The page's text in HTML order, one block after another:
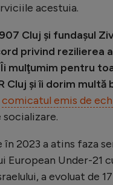
Formula 1
Gimnastică
Rugby
sporturi
2024
acestuia.
Cluj şi fundaşul
privind rezilierea
mulţumim pentru
Cluj şi îi dorim multă
comicatul emis de
în 2023 a atins faza
European Under-21
a evoluat de